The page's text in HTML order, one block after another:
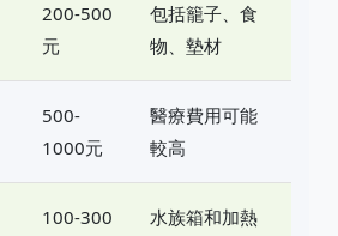
200-500
元
包括籠子、食
物、墊材
500-
1000元
醫療費用可能
較高
100-300
水族箱和加熱